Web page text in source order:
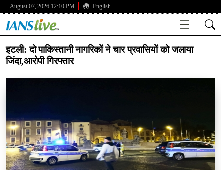
August 07, 2026 12:10 PM English
इटली: दो पाकिस्तानी नागरिकों ने चार प्रवासियों को जलाया
जिंदा,आरोपी गिरफ्तार